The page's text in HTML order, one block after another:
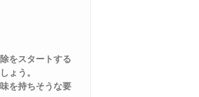
をスタートする
ょう。
を持ちそうな要